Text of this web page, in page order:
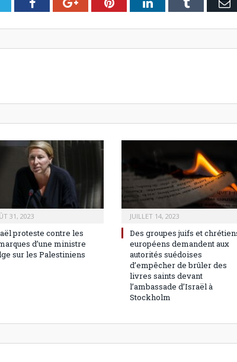
31, 2023
proteste contre les
d’une ministre
sur les Palestiniens
JUILLET 14, 2023
Des groupes juifs et
européens demandent aux
autorités suédoises
d’empêcher de brûler des
livres saints devant
l’ambassade d’Israël à
Stockholm